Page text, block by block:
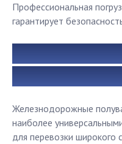
Профессиональная
гарантирует
Погрузка и
платформ:
Железнодорожные
наиболее
для перевозки широкого